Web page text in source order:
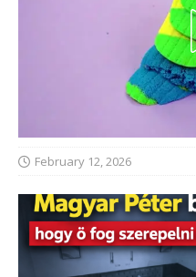
February 12, 2026